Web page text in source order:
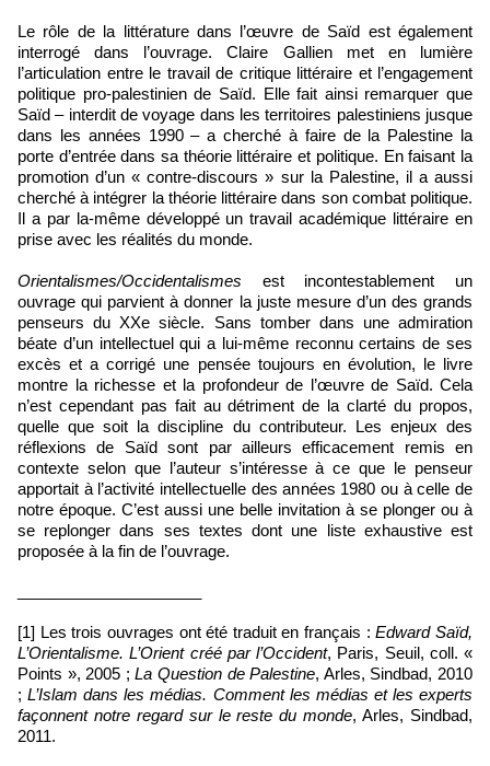
Le rôle de la littérature dans l’œuvre de Saïd est également
interrogé dans l’ouvrage. Claire Gallien met en lumière
l’articulation entre le travail de critique littéraire et l’engagement
politique pro-palestinien de Saïd. Elle fait ainsi remarquer que
Saïd – interdit de voyage dans les territoires palestiniens jusque
dans les années 1990 – a cherché à faire de la Palestine la
porte d’entrée dans sa théorie littéraire et politique. En faisant la
promotion d’un « contre-discours » sur la Palestine, il a aussi
cherché à intégrer la théorie littéraire dans son combat politique.
Il a par la-même développé un travail académique littéraire en
prise avec les réalités du monde.
Orientalismes/Occidentalismes est incontestablement un
ouvrage qui parvient à donner la juste mesure d’un des grands
penseurs du XXe siècle. Sans tomber dans une admiration
béate d’un intellectuel qui a lui-même reconnu certains de ses
excès et a corrigé une pensée toujours en évolution, le livre
montre la richesse et la profondeur de l’œuvre de Saïd. Cela
n’est cependant pas fait au détriment de la clarté du propos,
quelle que soit la discipline du contributeur. Les enjeux des
réflexions de Saïd sont par ailleurs efficacement remis en
contexte selon que l’auteur s’intéresse à ce que le penseur
apportait à l’activité intellectuelle des années 1980 ou à celle de
notre époque. C’est aussi une belle invitation à se plonger ou à
se replonger dans ses textes dont une liste exhaustive est
proposée à la fin de l’ouvrage.
[1] Les trois ouvrages ont été traduit en français :Edward Saïd,
L’Orientalisme. L’Orient créé par l’Occident, Paris, Seuil, coll. «
Points », 2005 ;La Question de Palestine, Arles, Sindbad, 2010
;L’Islam dans les médias. Comment les médias et les experts
façonnent notre regard sur le reste du monde, Arles, Sindbad,
2011.